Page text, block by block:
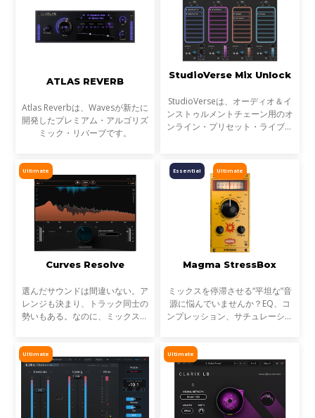
ATLAS REVERB
Atlas Reverbは、Wavesが新たに
開発したプレミアム・アルゴリズ
ミック・リバーブです。
StudioVerse Mix Unlock
StudioVerseは、オーディオ＆イ
ンストゥルメントチェーン用のオ
ンライン・プリセット・ライブラ
し、完成済みのミックス、サンプ
ル、ループ素材を瞬時に解
Ultimate
Curves Resolve
選んだサウンドは間違いない。ア
レンジも決まり、トラック同士の
勢いもある。なのに、ミックスが
らです。これが音のマスキングと
言われる現象です。
Ultimate
Essential
Magma StressBox
ミックスを停滞させる“平坦な”音
源に悩んでいませんか？EQ、コ
ンプレッション、サチュレーショ
のが StressBoxです。
Ultimate Ultimate